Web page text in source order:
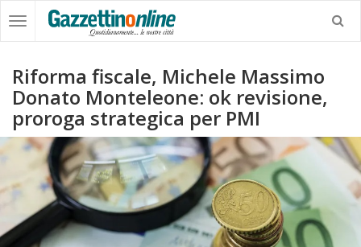
Riforma fiscale, Michele Massimo
Donato Monteleone: ok revisione,
proroga strategica per PMI